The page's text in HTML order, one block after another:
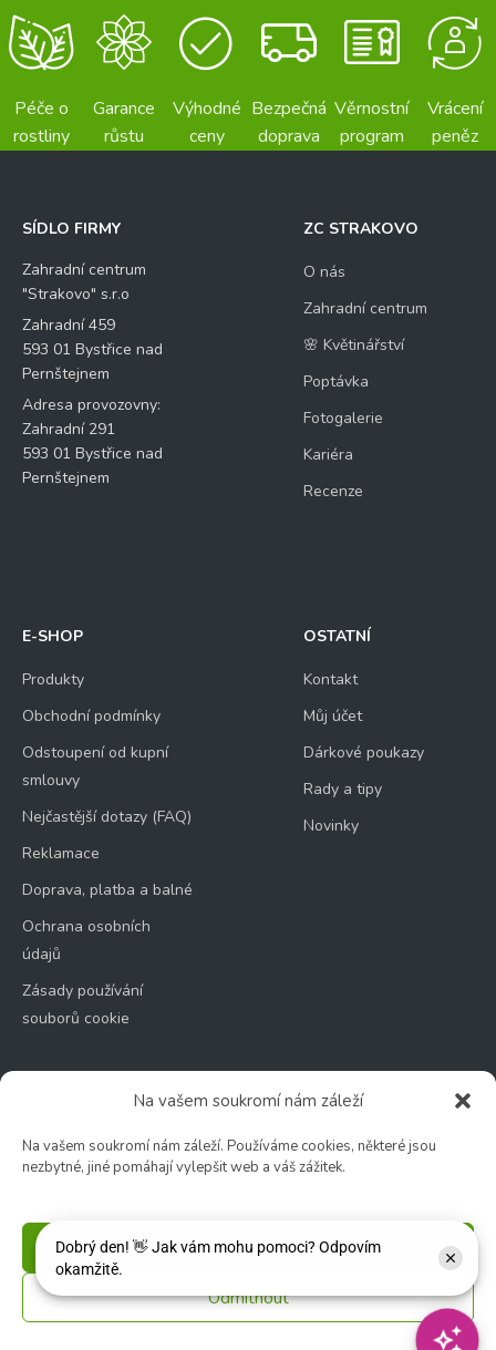
Na vašem soukromí nám záleží
Na vašem soukromí nám záleží. Používáme cookies, některé jsou
nezbytné, jiné pomáhají vylepšit web a váš zážitek.
Příjmout
Odmítnout
Péče o
rostliny
Garance
růstu
Výhodné
ceny
Bezpečná
doprava
Věrnostní
program
Vrácení
peněz
SÍDLO FIRMY
Zahradní centrum
"Strakovo" s.r.o
Zahradní 459
593 01 Bystřice nad
Pernštejnem
Adresa provozovny:
Zahradní 291
593 01 Bystřice nad
Pernštejnem
ZC STRAKOVO
O nás
Zahradní centrum
🌸 Květinářství
Poptávka
Fotogalerie
Kariéra
Recenze
E-SHOP
Produkty
Obchodní podmínky
Odstoupení od kupní
smlouvy
Nejčastější dotazy (FAQ)
Reklamace
Doprava, platba a balné
Ochrana osobních
údajů
Zásady používání
souborů cookie
OSTATNÍ
Kontakt
Můj účet
Dárkové poukazy
Rady a tipy
Novinky
Zahradní centrum
🕑 Po – Čt: 9:00 – 17:00
🚫 Neděle: ZAVŘENO
Květinářství
🕑 Ut – Pá: 9:00 - 12:00 │ 13:00 - 17:00